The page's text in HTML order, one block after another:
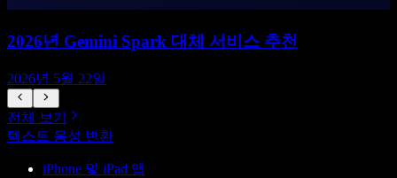
2026년 Gemini Spark 대체 서비스 추천
2026년 5월 22일
전체 보기
텍스트 음성 변환
iPhone 및 iPad 앱